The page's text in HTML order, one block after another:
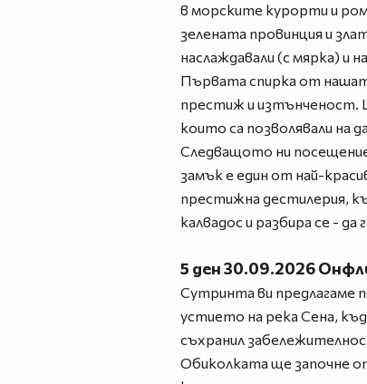
в морските курорти и
зелената провинция и
наслаждавали (с мярка) и
Първата спирка от
престиж и изтънченост.
които са позволявали на
Следващото ни
замък е един от най-
престижна дестилерия,
калвадос и разбира се - да
5 ден 30.09.2026
Сутринта ви предлагаме
устието на река Сена,
съхранил
Обиколката ще започне